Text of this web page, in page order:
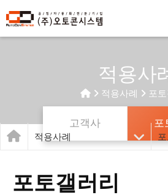
적용사
적용사례 포
고객사 포
적용사례
포토갤러리